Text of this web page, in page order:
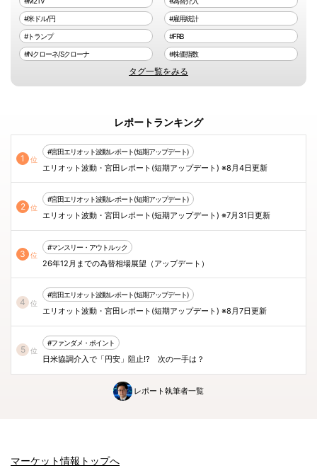
#米ドル/円 #雇用統計
#トランプ #FRB
#Nクローネ/Sクローナ #株価指数
タグ一覧をみる
レポートランキング
1 位
#宮田エリオット波動レポート(短期アップデート)
エリオット波動・宮田レポート(短期アップデート) ※8月4日更新
2 位
#宮田エリオット波動レポート(短期アップデート)
エリオット波動・宮田レポート(短期アップデート) ※7月31日更新
3 位
#マンスリー・アウトルック
26年12月までの為替相場展望（アップデート）
4 位
#宮田エリオット波動レポート(短期アップデート)
エリオット波動・宮田レポート(短期アップデート) ※8月7日更新
5 位
#ファンダメ・ポイント
日米協調介入で「円安」阻止!? 次の一手は？
レポート執筆者一覧
マーケット情報トップへ